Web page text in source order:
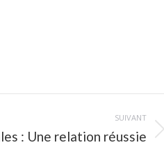
SUIVANT
: Une relation réussie